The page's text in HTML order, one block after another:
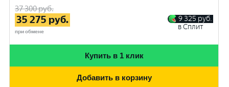
37 300руб.
35 275 руб.
при обмене
9 325 руб.
в Сплит
Купить в 1 клик
Добавить в корзину